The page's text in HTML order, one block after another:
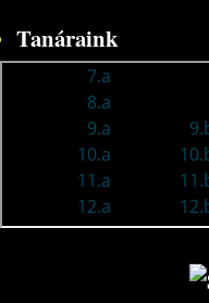
Tanáraink